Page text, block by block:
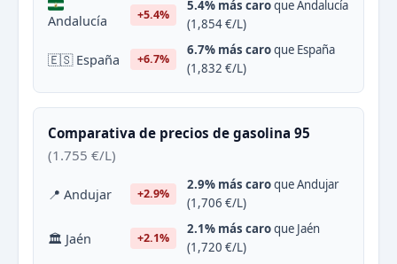
Andalucía +5.4%
5.4% más caroque Andalucía
(1,854 €/L)
🇪🇸 España +6.7%
6.7% más caroque España
(1,832 €/L)
Comparativa de precios de gasolina 95
(1.755 €/L)
📍 Andujar +2.9%
2.9% más caroque Andujar
(1,706 €/L)
🏛 Jaén +2.1%
2.1% más caroque Jaén
(1,720 €/L)